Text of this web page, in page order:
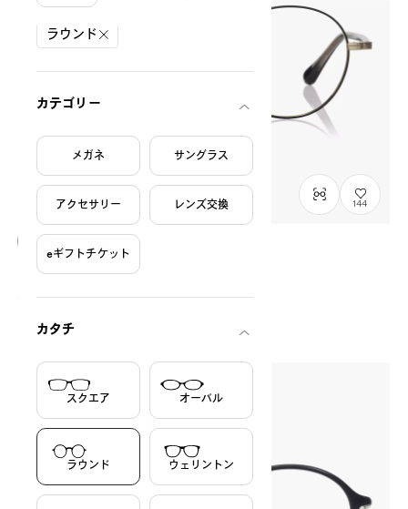
絞り込み条件
ラウンド
カテゴリー
メガネ サングラス
アクセサリー レンズ交換
eギフトチケット
カタチ
スクエア オーバル
ラウンド ウェリントン
144
Graph Belle